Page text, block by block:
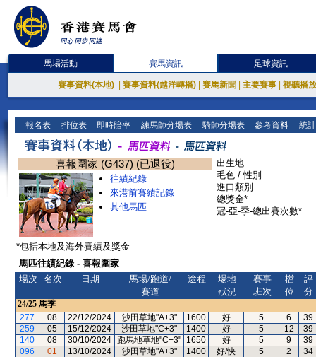
馬場活動 賽馬資訊 足球資訊
賽事資料(本地) 賽事資料(越洋轉播) 賽馬新聞 主要賽事 視聽播
報名表 排位表 即時賠率 練馬師分場表 騎師分場表 參考資料 統
喜報圍家 (G437) (已退役)
往績紀錄
來港前賽績記錄
其他馬匹
出生地
毛色 / 性別
進口類別
總獎金*
冠-亞-季-總出賽次數*
*包括本地及海外賽績及獎金
馬匹往績紀錄 - 喜報圍家
場次
名次 日期
馬場/跑道/
賽道
途程
場地
狀況
賽事
班次
檔
位
評
分
24/25 馬季
277
08 22/12/2024 沙田草地"A+3" 1600 好 5 6
39
259
05 15/12/2024 沙田草地"C+3" 1400 好 5 12
39
140
08 30/10/2024 跑馬地草地"C+3" 1650 好 5 9
39
096
01 13/10/2024 沙田草地"A+3" 1400 好/快 5 2
34